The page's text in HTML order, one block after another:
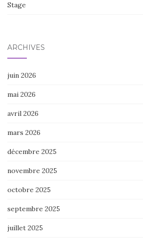
Stage
ARCHIVES
juin 2026
mai 2026
avril 2026
mars 2026
décembre 2025
novembre 2025
octobre 2025
septembre 2025
juillet 2025